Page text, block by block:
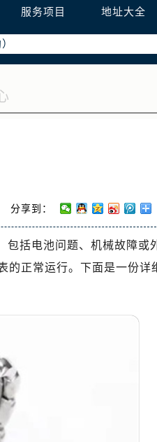
服务项目 地址大全
需提前预约）
前预约）
约）
提前预约）
约）
层1706室（需提前预约）
约）
提前预约）
）
14层07室（需提前预约）
需提前预约）
预约）
室（需提前预约）
）
约）
约）
约）
分享到：
包括电池问题、机械故障或
的正常运行。下面是一份详